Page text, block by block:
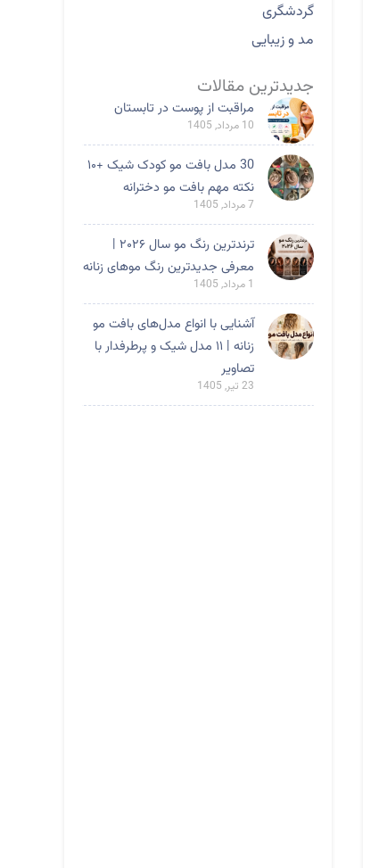
گردشگری
مد و زیبایی
جدیدترین مقالات
مراقبت از پوست در تابستان
10 مرداد, 1405
30 مدل بافت مو کودک شیک +۱۰
نکته مهم بافت مو دخترانه
7 مرداد, 1405
ترندترین رنگ مو سال ۲۰۲۶ |
معرفی جدیدترین رنگ موهای زنانه
1 مرداد, 1405
آشنایی با انواع مدل‌های بافت مو
زنانه | ۱۱ مدل شیک و پرطرفدار با
تصاویر
23 تیر, 1405